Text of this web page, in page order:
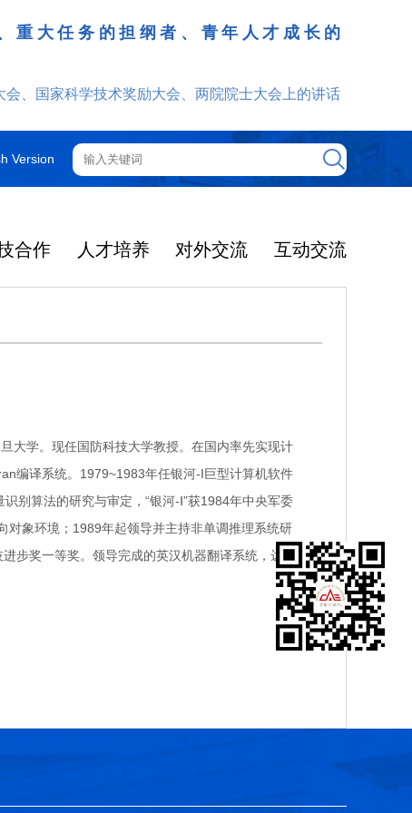
重大任务的担纲者、青年人才成长的
、国家科学技术奖励大会、两院院士大会上的讲话
Version
合作 人才培养 对外交流 互动交流
学。现任国防科技大学教授。在国内率先实现计
编译系统。1979~1983年任银河-I巨型计算机软件
别算法的研究与审定，“银河-Ⅰ”获1984年中央军委
对象环境；1989年起领导并主持非单调推理系统研
步奖一等奖。领导完成的英汉机器翻译系统，达到